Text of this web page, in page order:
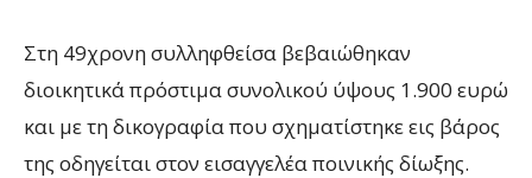
Στη 49χρονη συλληφθείσα βεβαιώθηκαν
διοικητικά πρόστιμα συνολικού ύψους 1.900 ευρώ
και με τη δικογραφία που σχηματίστηκε εις βάρος
της οδηγείται στον εισαγγελέα ποινικής δίωξης.